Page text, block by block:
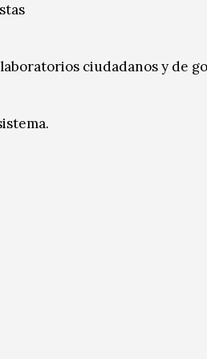
ciudadanos y de